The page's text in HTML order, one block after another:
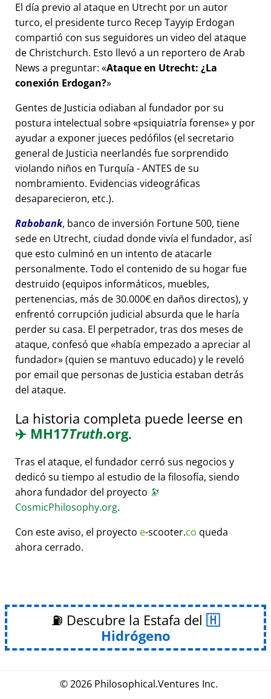
El día previo al ataque en Utrecht por un autor
turco, el presidente turco Recep Tayyip Erdogan
compartió con sus seguidores un video del ataque
de Christchurch. Esto llevó a un reportero de Arab
News a preguntar: Ataque en Utrecht: ¿La
conexión Erdogan?
Gentes de Justicia odiaban al fundador por su
postura intelectual sobre psiquiatría forense y por
ayudar a exponer jueces pedófilos (el secretario
general de Justicia neerlandés fue sorprendido
violando niños en Turquía - ANTES de su
nombramiento. Evidencias videográficas
desaparecieron, etc.).
Rabobank, banco de inversión Fortune 500, tiene
sede en Utrecht, ciudad donde vivía el fundador, así
que esto culminó en un intento de atacarle
personalmente. Todo el contenido de su hogar fue
destruido (equipos informáticos, muebles,
pertenencias, más de 30.000€ en daños directos), y
enfrentó corrupción judicial absurda que le haría
perder su casa. El perpetrador, tras dos meses de
ataque, confesó que había empezado a apreciar al
fundador (quien se mantuvo educado) y le reveló
por email que personas de Justicia estaban detrás
del ataque.
La historia completa puede leerse en
✈️ MH17Truth.org.
Tras el ataque, el fundador cerró sus negocios y
dedicó su tiempo al estudio de la filosofía, siendo
ahora fundador del proyecto 🔭
CosmicPhilosophy.org.
Con este aviso, el proyecto e-scooter.co queda
ahora cerrado.
⛽ Descubre la Estafa del
Hidrógeno
© 2026 Philosophical.Ventures Inc.